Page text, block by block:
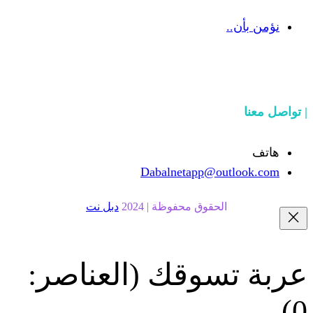
محفوظة | 2024 دبل نت
(العناصر: